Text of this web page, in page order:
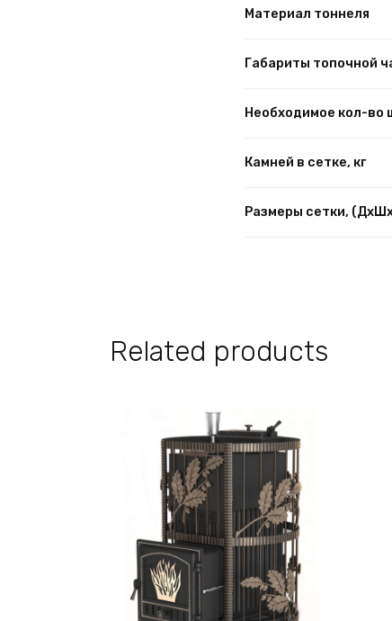
Материал тоннеля
Габариты топочной
Необходимое кол-
Камней в сетке, кг
Размеры сетки,
Related products